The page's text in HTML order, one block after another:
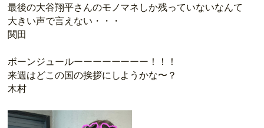
最後の大谷翔平さんのモノマネしか残っていないなんて
大きい声で言えない・・・
関田
ボーンジュールーーーーーーーー！！！
来週はどこの国の挨拶にしようかな〜？
木村